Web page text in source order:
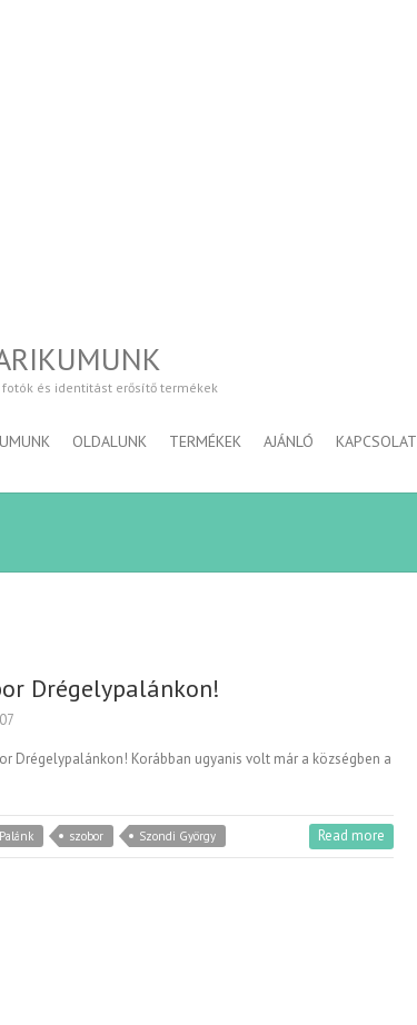
és identitást erősítő termékek
OLDALUNK TERMÉKEK AJÁNLÓ KAPCSOLAT
Drégelypalánkon!
Drégelypalánkon! Korábban ugyanis volt már a községben a
Palánk szobor Szondi György Read more